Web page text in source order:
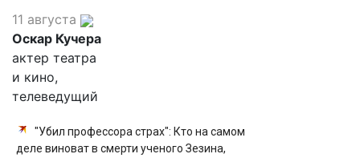
11 августа
Оскар Кучера
актер театра
и кино,
телеведущий
"Убил профессора страх": Кто на самом
деле виноват в смерти ученого Зезина,